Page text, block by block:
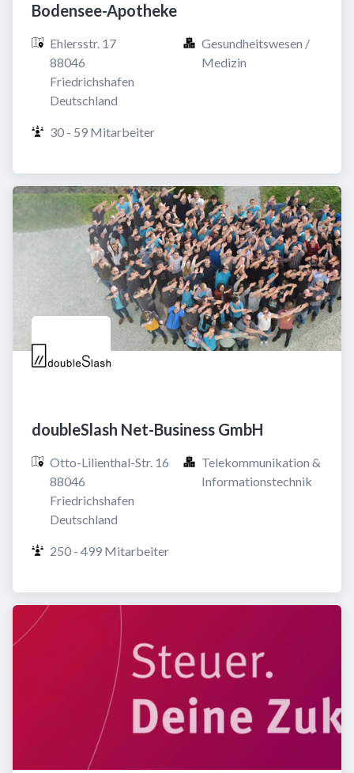
Bodensee-Apotheke
Ehlersstr. 17
88046
Friedrichshafen
Deutschland
Gesundheitswesen /
Medizin
30 - 59 Mitarbeiter
doubleSlash Net-Business GmbH
Otto-Lilienthal-Str. 16
88046
Friedrichshafen
Deutschland
Telekommunikation &
Informationstechnik
250 - 499 Mitarbeiter